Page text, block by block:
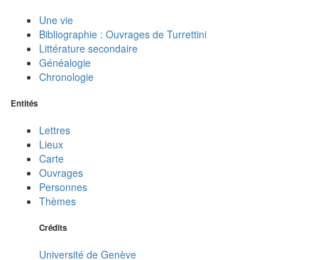
Une vie
Bibliographie : Ouvrages de Turrettini
Littérature secondaire
Généalogie
Chronologie
Entités
Lettres
Lieux
Carte
Ouvrages
Personnes
Thèmes
Crédits
Université de Genève